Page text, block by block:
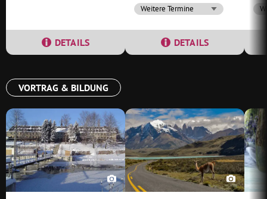
DETAILS
Weitere Termine
DETAILS
VORTRAG & BILDUNG